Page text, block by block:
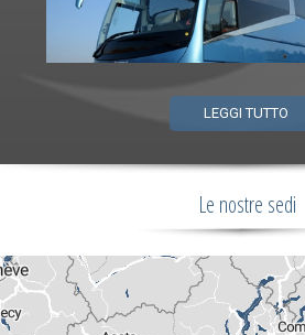
LEGGI TUTTO
Le nostre sedi